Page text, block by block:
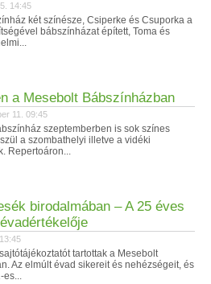
14:45
két színésze, Csiperke és Csuporka a
bábszínházat épített, Toma és
a Mesebolt Bábszínházban
11. 09:45
szeptemberben is sok színes
a szombathelyi illetve a vidéki
Repertoáron...
birodalmában – A 25 éves
tartottak a Mesebolt
Az elmúlt évad sikereit és nehézségeit, és
es...